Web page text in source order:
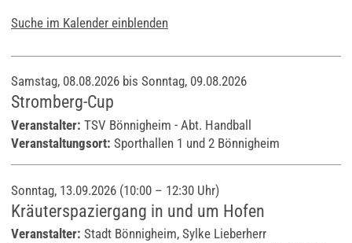
Suche im Kalender einblenden
Samstag, 08.08.2026 bis Sonntag, 09.08.2026
Stromberg-Cup
Veranstalter: TSV Bönnigheim - Abt. Handball
Veranstaltungsort: Sporthallen 1 und 2 Bönnigheim
Sonntag, 13.09.2026 (10:00 – 12:30 Uhr)
Kräuterspaziergang in und um Hofen
Veranstalter: Stadt Bönnigheim, Sylke Lieberherr